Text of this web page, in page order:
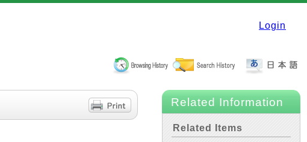
Login
Related Information
Related Items